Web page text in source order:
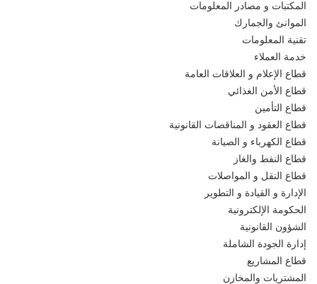
المكتبات و مصادر المعلومات
الموانئ والجمارك
تقنية المعلومات
خدمة العملاء
قطاع الإعلام و العلاقات العامة
قطاع الأمن الغذائي
قطاع التأمين
قطاع العقود و المناقصات القانونية
قطاع الكهرباء و الصيانة
قطاع النفط والغاز
قطاع النقل و المواصلات
الإدارة و القيادة و التطوير
الحكومة الإلكترونية
الشؤون القانونية
إدارة الجودة الشاملة
قطاع المشاريع
المشتريات والمخازن